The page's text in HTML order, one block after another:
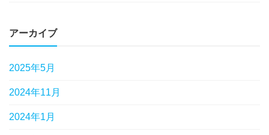
アーカイブ
2025年5月
2024年11月
2024年1月